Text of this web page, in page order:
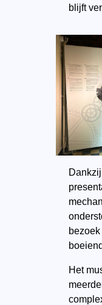
blijft
Het